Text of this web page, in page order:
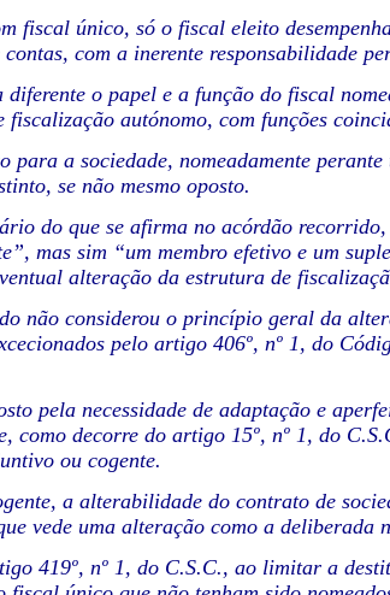
fiscal único, só o fiscal eleito
com a inerente responsabilidade
diferente o papel e a função do fiscal
autónomo, com funções
para a sociedade, nomeadamente
se não mesmo oposto.
do que se afirma no acórdão
mas sim “um membro efetivo e um
alteração da estrutura de
não considerou o princípio geral da
pelo artigo 406º, nº 1, do
pela necessidade de adaptação e
como decorre do artigo 15º, nº 1, do
ou cogente.
a alterabilidade do contrato de
vede uma alteração como a deliberada
419º, nº 1, do C.S.C., ao limitar a